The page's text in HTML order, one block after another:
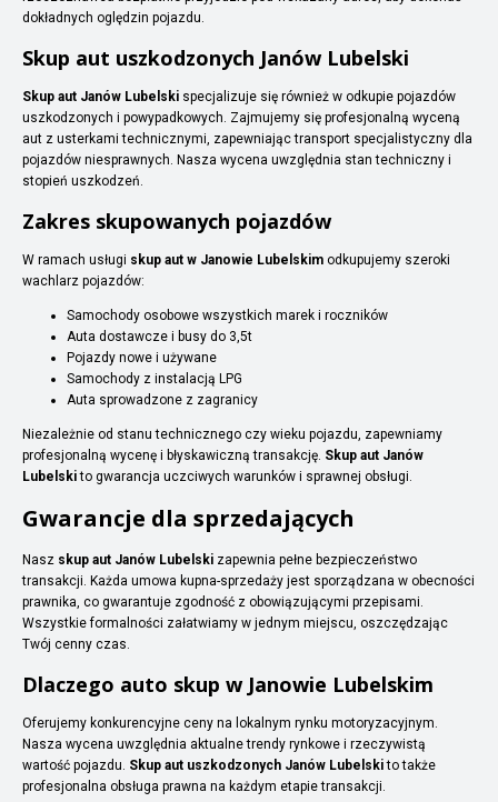
dokładnych oględzin pojazdu.
Skup aut uszkodzonych Janów Lubelski
Skup aut Janów Lubelski specjalizuje się również w odkupie pojazdów
uszkodzonych i powypadkowych. Zajmujemy się profesjonalną wyceną
aut z usterkami technicznymi, zapewniając transport specjalistyczny dla
pojazdów niesprawnych. Nasza wycena uwzględnia stan techniczny i
stopień uszkodzeń.
Zakres skupowanych pojazdów
W ramach usługi skup aut w Janowie Lubelskim odkupujemy szeroki
wachlarz pojazdów:
Samochody osobowe wszystkich marek i roczników
Auta dostawcze i busy do 3,5t
Pojazdy nowe i używane
Samochody z instalacją LPG
Auta sprowadzone z zagranicy
Niezależnie od stanu technicznego czy wieku pojazdu, zapewniamy
profesjonalną wycenę i błyskawiczną transakcję. Skup aut Janów
Lubelskito gwarancja uczciwych warunków i sprawnej obsługi.
Gwarancje dla sprzedających
Nasz skup aut Janów Lubelski zapewnia pełne bezpieczeństwo
transakcji. Każda umowa kupna-sprzedaży jest sporządzana w obecności
prawnika, co gwarantuje zgodność z obowiązującymi przepisami.
Wszystkie formalności załatwiamy w jednym miejscu, oszczędzając
Twój cenny czas.
Dlaczego auto skup w Janowie Lubelskim
Oferujemy konkurencyjne ceny na lokalnym rynku motoryzacyjnym.
Nasza wycena uwzględnia aktualne trendy rynkowe i rzeczywistą
wartość pojazdu. Skup aut uszkodzonych Janów Lubelskito także
profesjonalna obsługa prawna na każdym etapie transakcji.